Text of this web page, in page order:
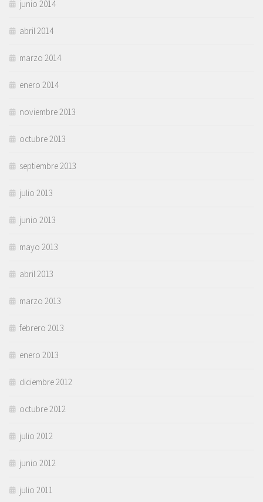
junio 2014
abril 2014
marzo 2014
enero 2014
noviembre 2013
octubre 2013
septiembre 2013
julio 2013
junio 2013
mayo 2013
abril 2013
marzo 2013
febrero 2013
enero 2013
diciembre 2012
octubre 2012
julio 2012
junio 2012
julio 2011